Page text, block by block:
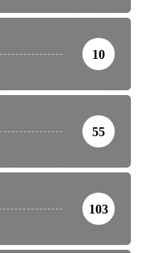
10
55
103